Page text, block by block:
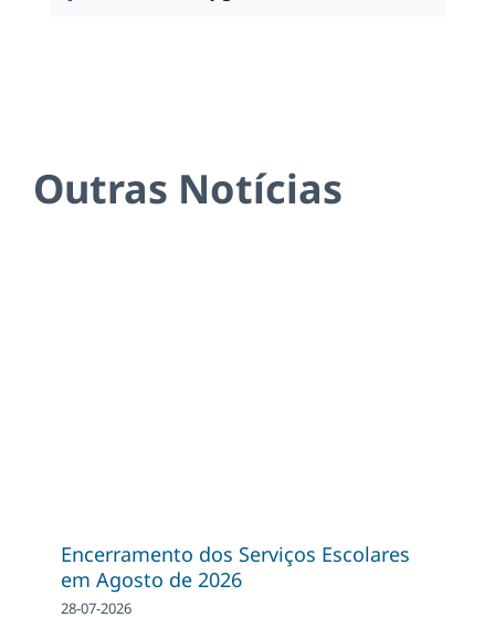
Outras Notícias
Encerramento dos Serviços Escolares
em Agosto de 2026
28-07-2026